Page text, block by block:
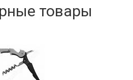
товары